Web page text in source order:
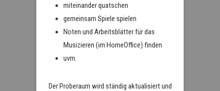
miteinander quatschen
gemeinsam Spiele spielen
Noten und Arbeitsblätter für das
Musizieren (im HomeOffice) finden
uvm.
Der Proberaum wird ständig aktualisiert und